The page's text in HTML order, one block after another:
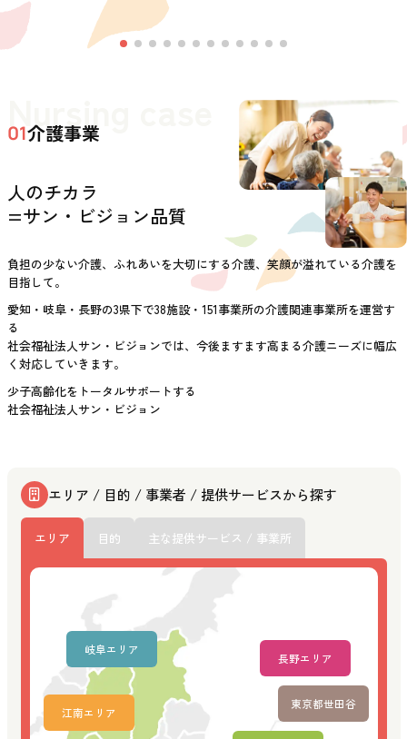
Nursing case
01介護事業
人のチカラ
=サン・ビジョン品質
負担の少ない介護、ふれあいを大切にする介護、笑顔が溢れている介護を
目指して。
愛知・岐阜・長野の3県下で38施設・151事業所の介護関連事業所を運営す
る
社会福祉法人サン・ビジョンでは、今後ますます高まる介護ニーズに幅広
く対応していきます。
少子高齢化をトータルサポートする
社会福祉法人サン・ビジョン
エリア / 目的 / 事業者 / 提供サービスから探す
エリア 目的 主な提供サービス / 事業所
江南エリア
岐阜エリア
長野エリア
東京都世田谷